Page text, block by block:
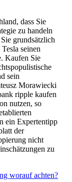
dass Sie
zu handeln
grundsätzlich
seinen
Kaufen Sie
sein
Morawiecki
ripple kaufen
nutzen, so
ein Expertentipp
der
nicht
zu
worauf achten?